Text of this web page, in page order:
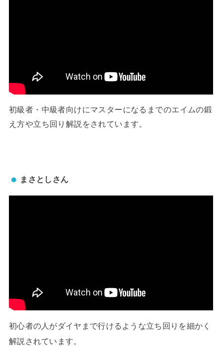
初級者・中級者向けにマスターになるまでのエイムの鍛
え方や立ち回り解説をされています。
まさとしさん
初心者の人がダイヤまで行けるような立ち回りを細かく
解説されています。